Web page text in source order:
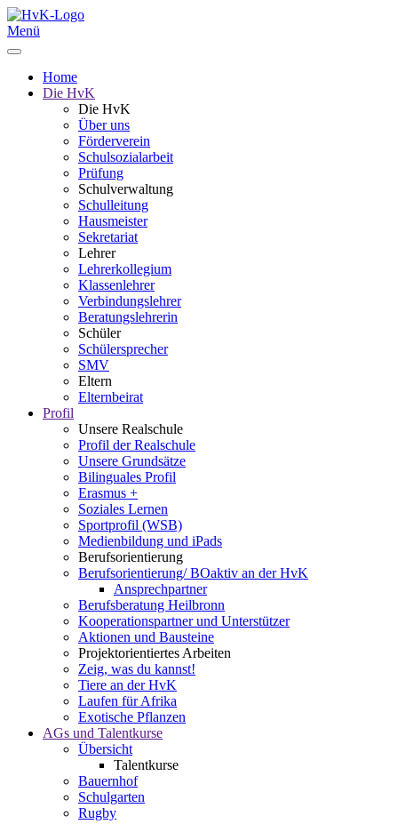
Menü
Home
Die HvK
Die HvK
Über uns
Förderverein
Schulsozialarbeit
Prüfung
Schulverwaltung
Schulleitung
Hausmeister
Sekretariat
Lehrer
Lehrerkollegium
Klassenlehrer
Verbindungslehrer
Beratungslehrerin
Schüler
Schülersprecher
SMV
Eltern
Elternbeirat
Profil
Unsere Realschule
Profil der Realschule
Unsere Grundsätze
Bilinguales Profil
Erasmus +
Soziales Lernen
Sportprofil (WSB)
Medienbildung und iPads
Berufsorientierung
Berufsorientierung/ BOaktiv an der HvK
Ansprechpartner
Berufsberatung Heilbronn
Kooperationspartner und Unterstützer
Aktionen und Bausteine
Projektorientiertes Arbeiten
Zeig, was du kannst!
Tiere an der HvK
Laufen für Afrika
Exotische Pflanzen
AGs und Talentkurse
Übersicht
Talentkurse
Bauernhof
Schulgarten
Rugby